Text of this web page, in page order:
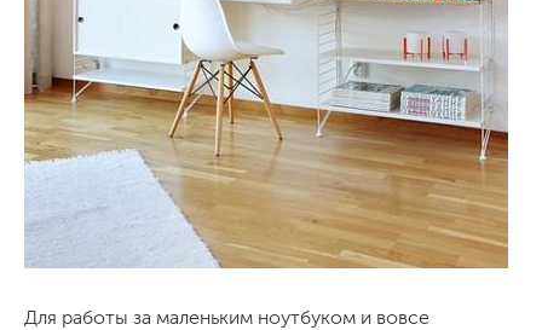
Для работы за маленьким ноутбуком и вовсе